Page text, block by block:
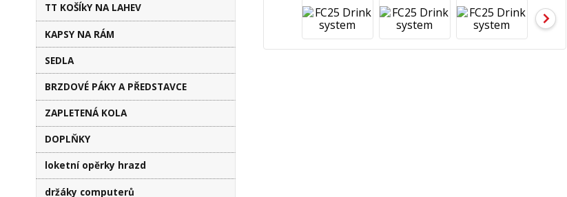
TT KOŠÍkY NA LAHEV
KAPSY NA RÁM
SEDLA
BRZDOVÉ PÁKY A PŘEDSTAVCE
ZAPLETENÁ KOLA
DOPLŇKY
loketní opěrky hrazd
držáky computerů